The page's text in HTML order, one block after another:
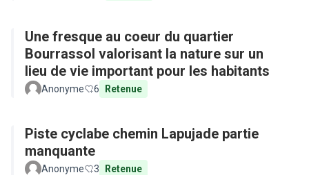
Une fresque au coeur du quartier
Bourrassol valorisant la nature sur un
lieu de vie important pour les habitants
Anonyme 6 Retenue
Piste cyclabe chemin Lapujade partie
manquante
Anonyme 3 Retenue